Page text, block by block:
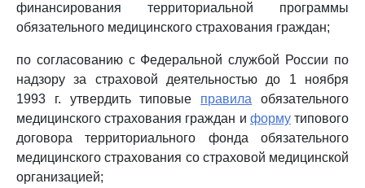
финансирования территориальной программы
обязательного медицинского страхования граждан;
по согласованию с Федеральной службой России по
надзору за страховой деятельностью до 1 ноября
1993 г. утвердить типовые правила обязательного
медицинского страхования граждан и формутипового
договора территориального фонда обязательного
медицинского страхования со страховой медицинской
организацией;